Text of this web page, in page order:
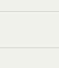
Practice)
principer.